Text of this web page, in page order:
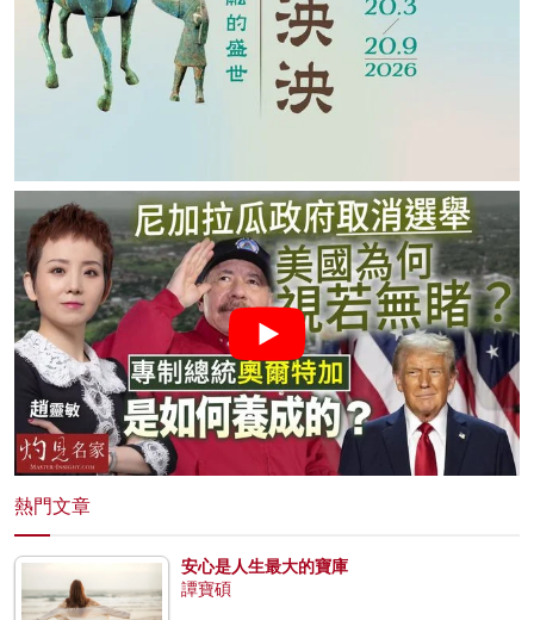
熱門文章
安心是人生最大的寶庫
譚寶碩